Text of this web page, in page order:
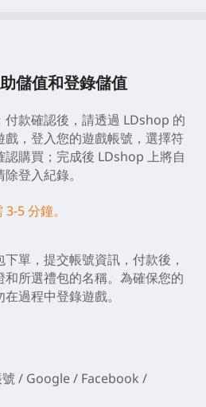
儲值和登錄儲值
付款確認後，請透過 LDshop 的
戲，登入您的遊戲帳號，選擇符
購買；完成後 LDshop 上將自
登入紀錄。
5 分鐘。
單，提交帳號資訊，付款後，
所選禮包的名稱。為確保您的
過程中登錄遊戲。
號 / Google / Facebook /